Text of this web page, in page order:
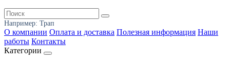
Например: Трап
О компании Оплата и доставка Полезная информация Наши
работы Контакты
Категории